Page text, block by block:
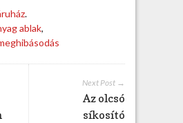
s
.
ablak,
Next Post →
Az olcsó
síkosító